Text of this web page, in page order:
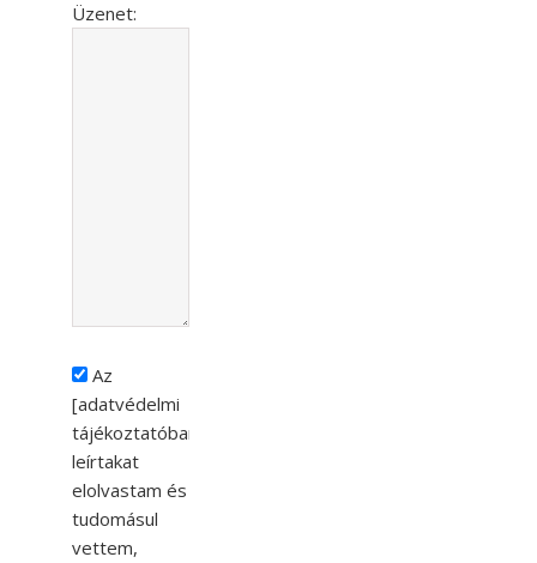
Üzenet:
Az
[adatvédelmi
tájékoztatóban
leírtakat
elolvastam és
tudomásul
vettem,